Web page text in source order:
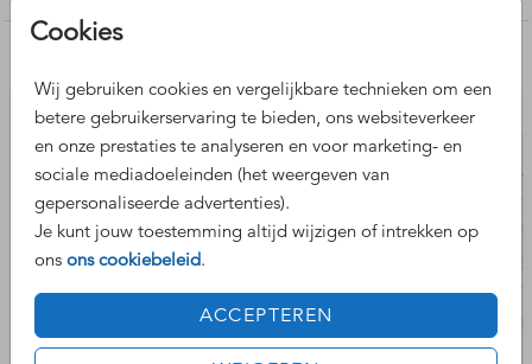
Cookies
Wij gebruiken cookies en vergelijkbare technieken om een
betere gebruikerservaring te bieden, ons websiteverkeer
en onze prestaties te analyseren en voor marketing- en
sociale mediadoeleinden (het weergeven van
gepersonaliseerde advertenties).
Je kunt jouw toestemming altijd wijzigen of intrekken op
ons ons cookiebeleid.
ACCEPTEREN
Het chiffon zijden lint wordt niet standaard meegeleverd